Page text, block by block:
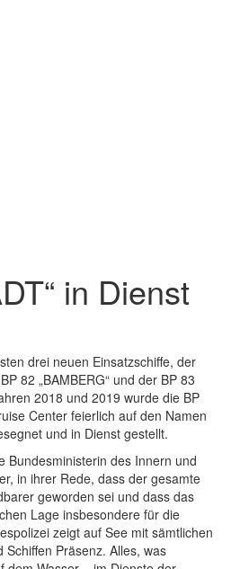
in Dienst
drei neuen Einsatzschiffe, der
82 „BAMBERG“ und der BP 83
2018 und 2019 wurde die BP
Center feierlich auf den Namen
und in Dienst gestellt.
Bundesministerin des Innern und
in ihrer Rede, dass der gesamte
geworden sei und dass das
Lage insbesondere für die
zeigt auf See mit sämtlichen
Präsenz. Alles, was